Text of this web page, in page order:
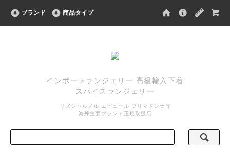
ブランド 商品タイプ
インポートランジェリー 高級輸入下着
スパイスランジェリー
リズシャルメル,エピュール,プリマドンナ等
海外主要ブランド正規取扱店